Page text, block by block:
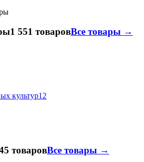
1 551 товаровВсе товары →
культур12
товаровВсе товары →